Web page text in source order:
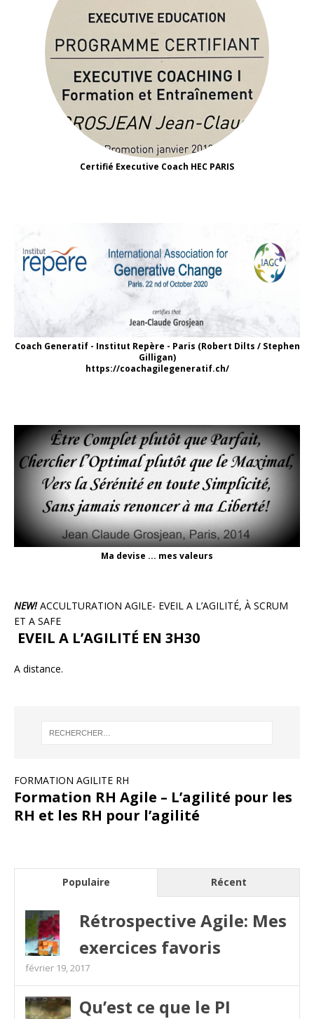
Certifié Executive Coach HEC PARIS
Coach Generatif - Institut Repère - Paris (Robert Dilts / Stephen
Gilligan)
https://coachagilegeneratif.ch/
Ma devise ... mes valeurs
NEW!ACCULTURATION AGILE- EVEIL A L’AGILITÉ, À SCRUM
ET A SAFE
EVEIL A L’AGILITÉ EN 3H30
A distance.
FORMATION AGILITE RH
Formation RH Agile – L’agilité pour les
RH et les RH pour l’agilité
Populaire Récent
Rétrospective Agile: Mes
exercices favoris
février 19, 2017
Qu’est ce que le PI